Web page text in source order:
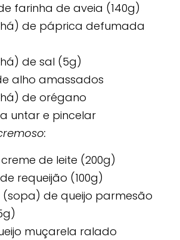
farinha de aveia (140g)
de páprica defumada
de sal (5g)
alho amassados
de orégano
untar e pincelar
de leite (200g)
requeijão (100g)
(sopa) de queijo parmesão
muçarela ralado